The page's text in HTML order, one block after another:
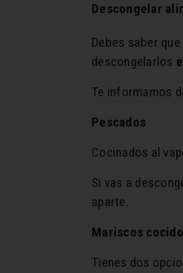
Descongelar
Debes saber
descongelarlos
Te informamos
Pescados
Cocinados al
Si vas a
aparte.
Mariscos
Tienes dos